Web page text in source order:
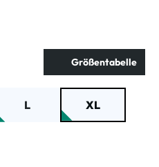
Größentabelle
L XL